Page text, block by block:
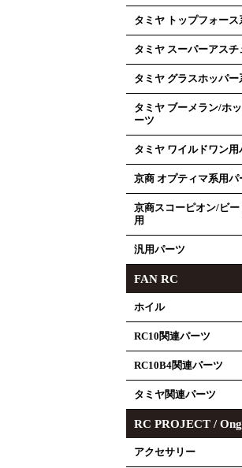
タミヤ トップフォース
タミヤ スーパーアス
タミヤ グラスホッパー
タミヤ ブーメラン/ホ
ーツ
タミヤ ワイルドワン用
京商 オプティマ系用パ
京商スコーピオン/ビ
用
汎用パーツ
FAN RC
ホイル
RC10関連パーツ
RC10B4関連パーツ
タミヤ関連パーツ
RC PROJECT / Ong
アクセサリー